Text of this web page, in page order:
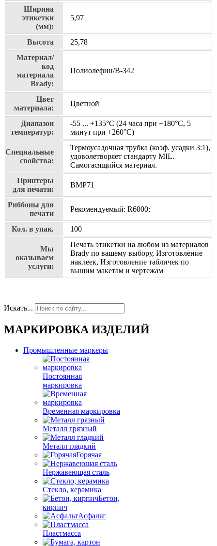
Ширина
этикетки
(мм):
5,97
Высота
25,78
Материал/
код
материала
Brady:
Полиолефин/В-342
Цвет
материала:
Цветной
Диапазон
температур:
-55 ... +135°С (24 часа при +180°С, 5
минут при +260°С)
Специальные
свойства:
Термоусадочная трубка (коэф. усадки 3:1),
удоволетворяет стандарту MIL.
Самогасящийся материал.
Принтеры
для печати:
BMP71
Риббоны для
печати
Рекомендуемый: R6000;
Кол. в упак. 100
Мы
оказываем
услуги:
Печать этикетки на любом из материалов
Brady по вашему выбору, Изготовление
наклеек, Изготовление табличек по
вышим макетам и чертежам
Искать...
МАРКИРОВКА ИЗДЕЛИЙ
Промышленные маркеры
Постоянная
маркировка
Временная маркировка
Металл грязный
Металл гладкий
Горячая
Нержавеющая сталь
Стекло, керамика
Бетон,
кирпич
Асфальт
Пластмасса